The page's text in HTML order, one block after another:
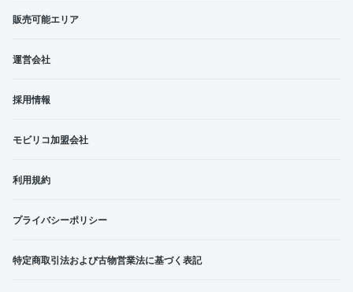
販売可能エリア
運営会社
採用情報
モビリコ加盟会社
利用規約
プライバシーポリシー
特定商取引法および古物営業法に基づく表記